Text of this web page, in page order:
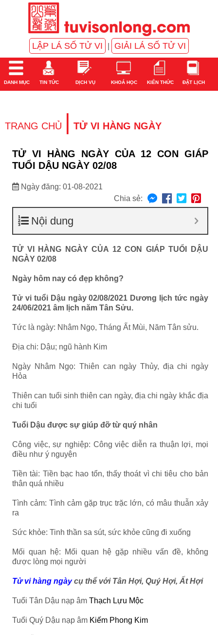
LẬP LÁ SỐ TỬ VI GIẢI LÁ SỐ TỬ VI
DANH MỤC TIN TỨC DỊCH VỤ KHOÁ HỌC KIẾN THỨC ĐẶT LỊCH
TRANG CHỦ | TỬ VI HÀNG NGÀY
TỬ VI HÀNG NGÀY CỦA 12 CON GIÁP
TUỔI DẬU NGÀY 02/08
Ngày đăng: 01-08-2021
Chia sẻ:
Nội dung
TỬ VI HÀNG NGÀY CỦA 12 CON GIÁP TUỔI DẬU
NGÀY 02/08
Ngày hôm nay có đẹp không?
Tử vi tuổi Dậu ngày 02/08/2021 Dương lịch tức ngày
24/06/2021 âm lịch năm Tân Sửu.
Tức là ngày: Nhâm Ngọ, Tháng Ất Mùi, Năm Tân sửu.
Địa chi: Dậu; ngũ hành Kim
Ngày Nhâm Ngọ: Thiên can ngày Thủy, địa chi ngày
Hỏa
Thiên can tuổi sinh thiên can ngày, địa chi ngày khắc địa
chi tuổi
Tuổi Dậu được sự giúp đỡ từ quý nhân
Công việc, sự nghiệp: Công việc diễn ra thuận lợi, mọi
điều như ý nguyện
Tiền tài: Tiền bạc hao tổn, thấy thoát vì chi tiêu cho bản
thân quá nhiều
Tình cảm: Tình cảm gặp trục trặc lớn, có mâu thuẫn xảy
ra
Sức khỏe: Tinh thần sa sút, sức khỏe cũng đi xuống
Mối quan hệ: Mối quan hệ gặp nhiều vấn đề, không
được lòng mọi người
Tử vi hàng ngàycụ thể với Tân Hợi, Quý Hợi, Ất Hợi
Tuổi Tân Dậu nạp âm Thạch Lựu Mộc
Tuổi Quý Dậu nạp âm Kiếm Phong Kim